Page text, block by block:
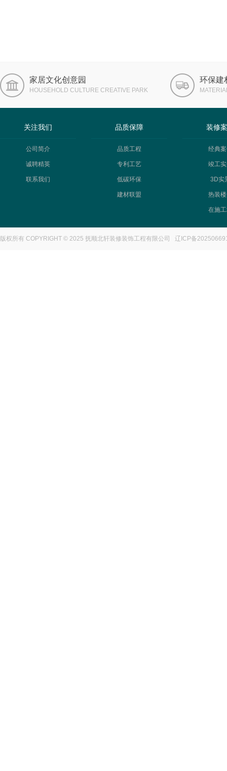
家居文化创意园
HOUSEHOLD CULTURE CREATIVE PARK
环保建
关注我们
公司简介
诚聘精英
联系我们
品质保障
品质工程
专利工艺
低碳环保
建材联盟
装修
经典
竣工
3D实
热装
在施
版权所有 COPYRIGHT © 2025 抚顺北轩装修装饰工程有限公司 辽ICP备